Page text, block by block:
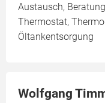
Austausch,
Thermostat,
Öltankentsorgung
Wolfgang